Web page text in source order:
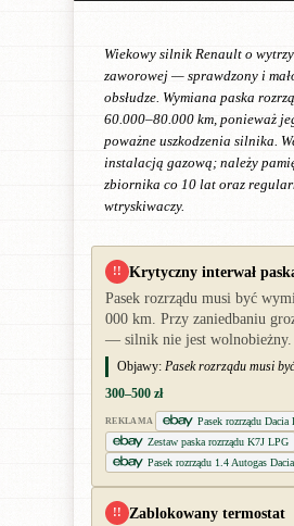
Wiekowy silnik Renault o
zaworowej — sprawdzony i
obsłudze. Wymiana paska
60.000–80.000 km, ponieważ
poważne uszkodzenia silnika.
instalacją gazową; należy
zbiornika co 10 lat oraz
wtryskiwaczy.
!! Krytyczny interwał
Pasek rozrządu musi być
000 km. Przy zaniedbaniu
— silnik nie jest wolnobieżny.
Objawy: Pasek rozrządu musi
300–500 zł
REKLAMA
Pasek rozrządu
Zestaw paska rozrządu K7J LPG
Pasek rozrządu 1.4 Autogas Dacia
!! Zablokowany termostat